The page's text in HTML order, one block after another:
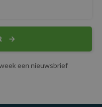
een nieuwsbrief